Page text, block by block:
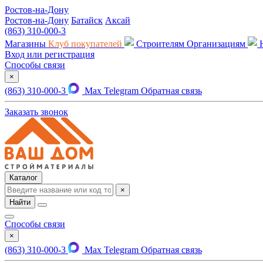
Ростов-на-Дону
Ростов-на-Дону Батайск Аксай
(863) 310-000-3
Магазины Клуб покупателей Строителям Организациям
Вход или регистрация
Способы связи
×
(863) 310-000-3 Max Telegram Обратная связь
Заказать звонок
Каталог
×
Найти
Способы связи
×
(863) 310-000-3 Max Telegram Обратная связь